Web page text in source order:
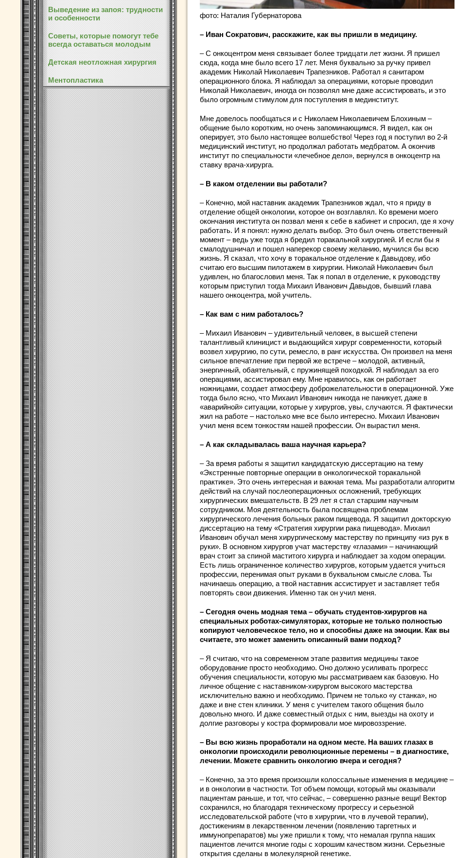
Выведение из запоя: трудности
и особенности
Советы, которые помогут тебе
всегда оставаться молодым
Детская неотложная хирургия
Ментопластика
фото: Наталия Губернаторова
– Иван Сократович, расскажите, как вы пришли в медицину.
– С онкоцентром меня связывает более тридцати лет жизни. Я пришел
сюда, когда мне было всего 17 лет. Меня буквально за ручку привел
академик Николай Николаевич Трапезников. Работал я санитаром
операционного блока. Я наблюдал за операциями, которые проводил
Николай Николаевич, иногда он позволял мне даже ассистировать, и это
было огромным стимулом для поступления в мединститут.
Мне довелось пообщаться и с Николаем Николаевичем Блохиным –
общение было коротким, но очень запоминающимся. Я видел, как он
оперирует, это было настоящее волшебство! Через год я поступил во 2-й
медицинский институт, но продолжал работать медбратом. А окончив
институт по специальности «лечебное дело», вернулся в онкоцентр на
ставку врача-хирурга.
– В каком отделении вы работали?
– Конечно, мой наставник академик Трапезников ждал, что я приду в
отделение общей онкологии, которое он возглавлял. Ко времени моего
окончания института он позвал меня к себе в кабинет и спросил, где я хочу
работать. И я понял: нужно делать выбор. Это был очень ответственный
момент – ведь уже тогда я бредил торакальной хирургией. И если бы я
смалодушничал и пошел наперекор своему желанию, мучился бы всю
жизнь. Я сказал, что хочу в торакальное отделение к Давыдову, ибо
считаю его высшим пилотажем в хирургии. Николай Николаевич был
удивлен, но благословил меня. Так я попал в отделение, к руководству
которым приступил тогда Михаил Иванович Давыдов, бывший глава
нашего онкоцентра, мой учитель.
– Как вам с ним работалось?
– Михаил Иванович – удивительный человек, в высшей степени
талантливый клиницист и выдающийся хирург современности, который
возвел хирургию, по сути, ремесло, в ранг искусства. Он произвел на меня
сильное впечатление при первой же встрече – молодой, активный,
энергичный, обаятельный, с пружинящей походкой. Я наблюдал за его
операциями, ассистировал ему. Мне нравилось, как он работает
ножницами, создает атмосферу доброжелательности в операционной. Уже
тогда было ясно, что Михаил Иванович никогда не паникует, даже в
«аварийной» ситуации, которые у хирургов, увы, случаются. Я фактически
жил на работе – настолько мне все было интересно. Михаил Иванович
учил меня всем тонкостям нашей профессии. Он вырастил меня.
– А как складывалась ваша научная карьера?
– За время работы я защитил кандидатскую диссертацию на тему
«Экстренные повторные операции в онкологической торакальной
практике». Это очень интересная и важная тема. Мы разработали алгоритм
действий на случай послеоперационных осложнений, требующих
хирургических вмешательств. В 29 лет я стал старшим научным
сотрудником. Моя деятельность была посвящена проблемам
хирургического лечения больных раком пищевода. Я защитил докторскую
диссертацию на тему «Стратегия хирургии рака пищевода». Михаил
Иванович обучал меня хирургическому мастерству по принципу «из рук в
руки». В основном хирургов учат мастерству «глазами» – начинающий
врач стоит за спиной маститого хирурга и наблюдает за ходом операции.
Есть лишь ограниченное количество хирургов, которым удается учиться
профессии, перенимая опыт руками в буквальном смысле слова. Ты
начинаешь операцию, а твой наставник ассистирует и заставляет тебя
повторять свои движения. Именно так он учил меня.
– Сегодня очень модная тема – обучать студентов-хирургов на
специальных роботах-симуляторах, которые не только полностью
копируют человеческое тело, но и способны даже на эмоции. Как вы
считаете, это может заменить описанный вами подход?
– Я считаю, что на современном этапе развития медицины такое
оборудование просто необходимо. Оно должно усиливать прогресс
обучения специальности, которую мы рассматриваем как базовую. Но
личное общение с наставником-хирургом высокого мастерства
исключительно важно и необходимо. Причем не только «у станка», но
даже и вне стен клиники. У меня с учителем такого общения было
довольно много. И даже совместный отдых с ним, выезды на охоту и
долгие разговоры у костра формировали мое мировоззрение.
– Вы всю жизнь проработали на одном месте. На ваших глазах в
онкологии происходили революционные перемены – в диагностике,
лечении. Можете сравнить онкологию вчера и сегодня?
– Конечно, за это время произошли колоссальные изменения в медицине –
и в онкологии в частности. Тот объем помощи, который мы оказывали
пациентам раньше, и тот, что сейчас, – совершенно разные вещи! Вектор
сохранился, но благодаря техническому прогрессу и серьезной
исследовательской работе (что в хирургии, что в лучевой терапии),
достижениям в лекарственном лечении (появлению таргетных и
иммунопрепаратов) мы уже пришли к тому, что немалая группа наших
пациентов лечится многие годы с хорошим качеством жизни. Серьезные
открытия сделаны в молекулярной генетике.